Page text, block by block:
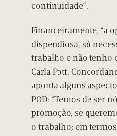
continuidade”.
Financeiramente, “a
dispendiosa, só
trabalho e não tenho
Carla Pott.
aponta alguns
POD: “Temos de ser
promoção, se
o trabalho; em